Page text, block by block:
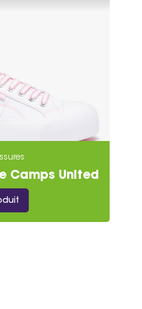
Camps United